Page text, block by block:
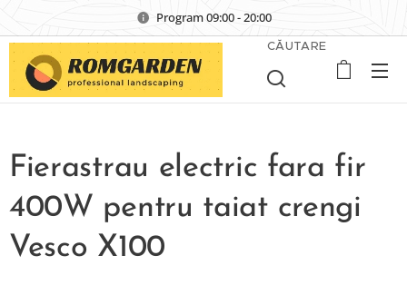
Program 09:00 - 20:00
CĂUTARE
Fierastrau electric fara fir
400W pentru taiat crengi
Vesco X100